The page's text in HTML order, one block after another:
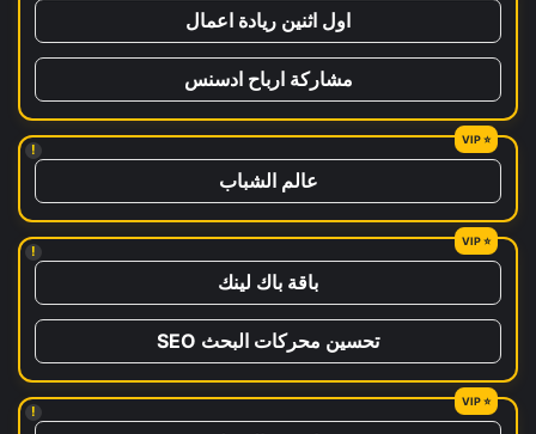
اول اثنين ريادة اعمال
مشاركة ارباح ادسنس
!
عالم الشباب
!
باقة باك لينك
تحسين محركات البحث SEO
!